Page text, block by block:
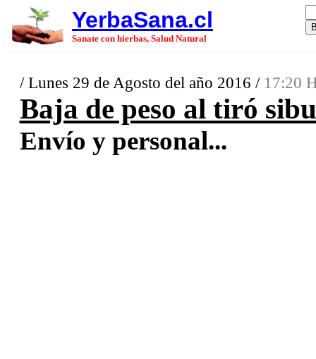
YerbaSana.cl
Sanate con hierbas, Salud Natural
/ Lunes 29 de Agosto del año 2016 / 17:20
Baja de peso al tiró
Envío y personal...